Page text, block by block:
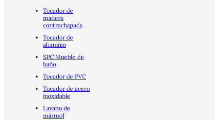
Tocador de
madera
contrachapada
Tocador de
aluminio
SPC Mueble de
baño
Tocador de PVC
Tocador de acero
inoxidable
Lavabo de
mármol